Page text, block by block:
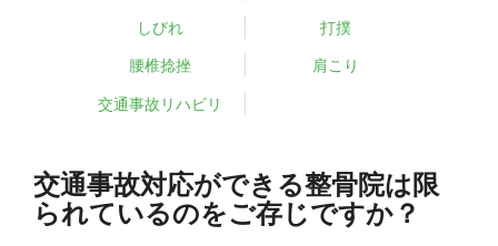
しびれ 打撲
腰椎捻挫 肩こり
交通事故リハビリ
交通事故対応ができる整骨院は限
られているのをご存じですか？